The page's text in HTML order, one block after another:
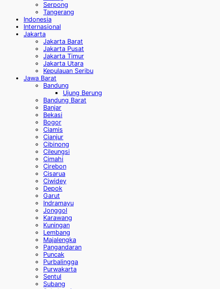
Serpong
Tangerang
Indonesia
Internasional
Jakarta
Jakarta Barat
Jakarta Pusat
Jakarta Timur
Jakarta Utara
Kepulauan Seribu
Jawa Barat
Bandung
Ujung Berung
Bandung Barat
Banjar
Bekasi
Bogor
Ciamis
Cianjur
Cibinong
Cileungsi
Cimahi
Cirebon
Cisarua
Ciwidey
Depok
Garut
Indramayu
Jonggol
Karawang
Kuningan
Lembang
Majalengka
Pangandaran
Puncak
Purbalingga
Purwakarta
Sentul
Subang